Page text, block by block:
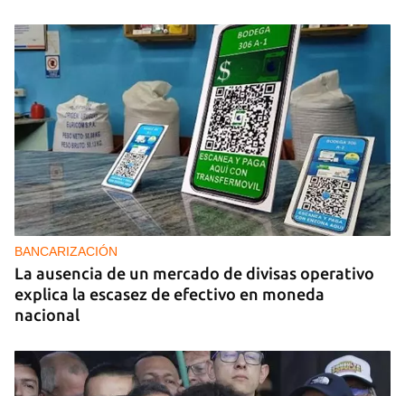
BANCARIZACIÓN
La ausencia de un mercado de divisas operativo
explica la escasez de efectivo en moneda
nacional